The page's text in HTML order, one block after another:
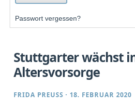
Passwort vergessen?
Stuttgarter wächst
Altersvorsorge
FRIDA PREUSS · 18. FEBRUAR 2020